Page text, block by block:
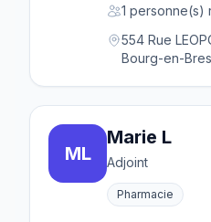
1 personne(s)
554 Rue
Bourg-en-
ML
Marie L
Adjoint
Pharmacie